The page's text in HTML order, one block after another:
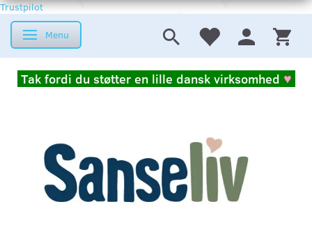
Trustpilot
Skifte navigation
Menu
Tak fordi du støtter en lille dansk virksomhed ♥